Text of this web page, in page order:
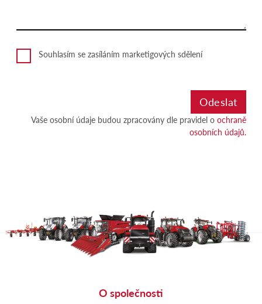
Souhlasím se zasíláním marketigových sdělení
Vaše osobní údaje budou zpracovány dle pravidel o ochraně
osobních údajů.
O společnosti